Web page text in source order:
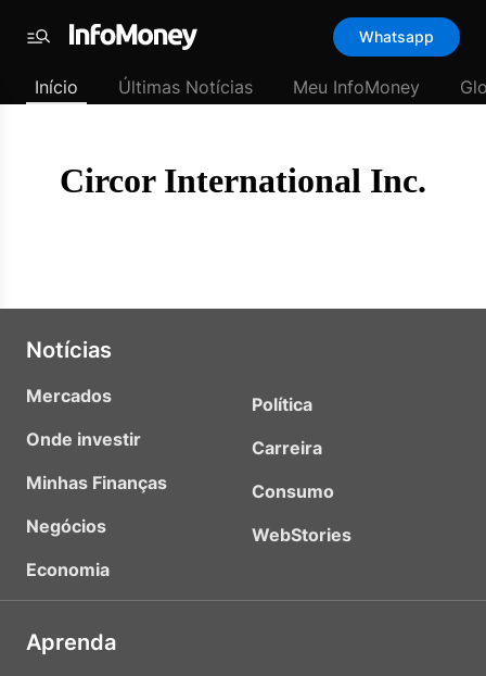
padrão
Últimas
InfoMoney
Menu
Whatsapp
Início Últimas Notícias Meu InfoMoney
Circor International Inc.
Notícias
Mercados
Onde investir
Minhas Finanças
Negócios
Economia
Política
Carreira
Consumo
WebStories
Aprenda